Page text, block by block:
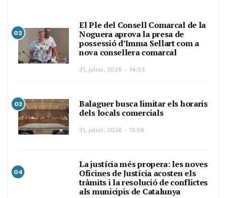
02
El Ple del Consell Comarcal de la
Noguera aprova la presa de
possessió d’Imma Sellart com a
nova consellera comarcal
31, juliol, 2026 - 14:03
03
Balaguer busca limitar els horaris
dels locals comercials
31, juliol, 2026 - 13:58
04
La justícia més propera: les noves
Oficines de Justícia acosten els
tràmits i la resolució de conflictes
als municipis de Catalunya